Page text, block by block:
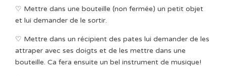
♡ Mettre dans une bouteille (non fermée) un petit objet
et lui demander de le sortir.
♡ Mettre dans un récipient des pates lui demander de les
attraper avec ses doigts et de les mettre dans une
bouteille. Ca fera ensuite un bel instrument de musique!